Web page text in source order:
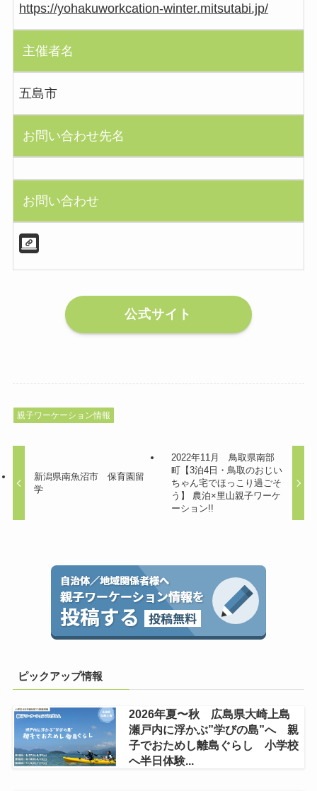
https://yohakuworkcation-winter.mitsutabi.jp/
主催者名
五島市
お問い合わせ先名
お問い合わせ
公式サイト
親子ワーケーション情報
新潟県南魚沼市 保育園留
学
2022年11月 鳥取県南部
町【3泊4日・鳥取のおじい
ちゃん宅でほっこり過ごそ
う】 農泊×里山親子ワーケ
ーション!!
ピックアップ情報
2026年夏〜秋 広島県大崎上島
瀬戸内に浮かぶ”学びの島”へ 親
子でおためし離島ぐらし 小学校
へ半日体験...